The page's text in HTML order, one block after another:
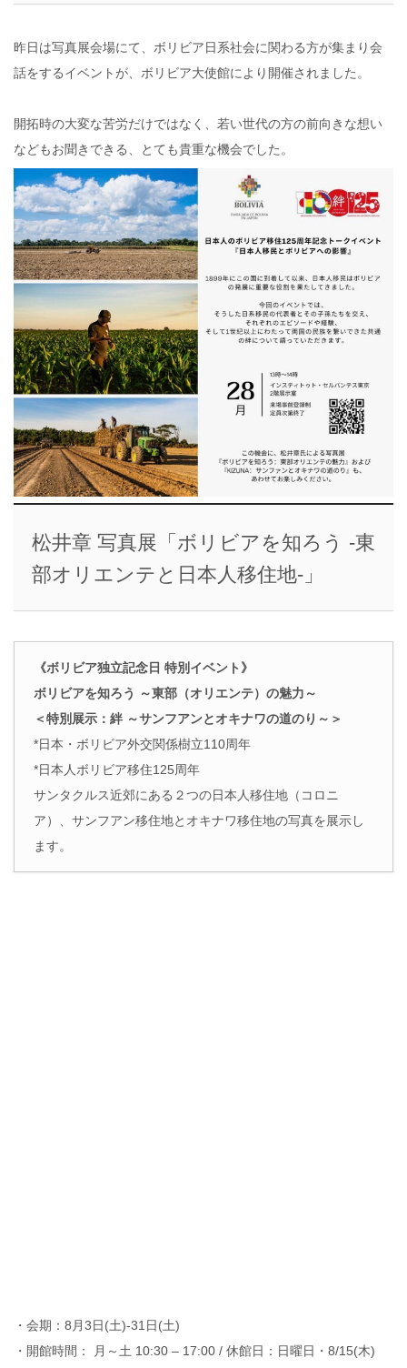
昨日は写真展会場にて、ボリビア日系社会に関わる方が集まり会
話をするイベントが、ボリビア大使館により開催されました。
開拓時の大変な苦労だけではなく、若い世代の方の前向きな想い
などもお聞きできる、とても貴重な機会でした。
松井章 写真展「ボリビアを知ろう -東
部オリエンテと日本人移住地-」
《ボリビア独立記念日 特別イベント》
ボリビアを知ろう ～東部（オリエンテ）の魅力～
＜特別展示：絆 ～サンフアンとオキナワの道のり～＞
*日本・ボリビア外交関係樹立110周年
*日本人ボリビア移住125周年
サンタクルス近郊にある２つの日本人移住地（コロニ
ア）、サンフアン移住地とオキナワ移住地の写真を展示し
ます。
・会期：8月3日(土)-31日(土)
・開館時間： 月～土 10:30 – 17:00 / 休館日：日曜日・8/15(木)